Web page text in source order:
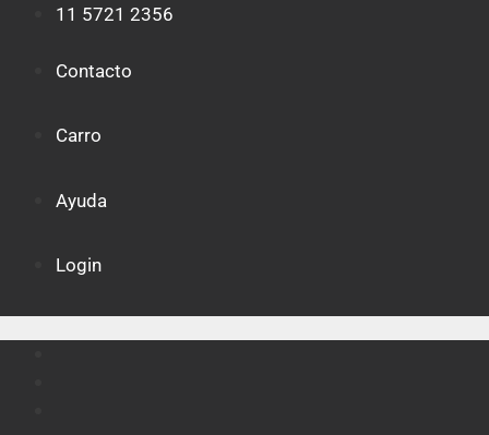
contenido
11 5721 2356
Contacto
Carro
Ayuda
Login